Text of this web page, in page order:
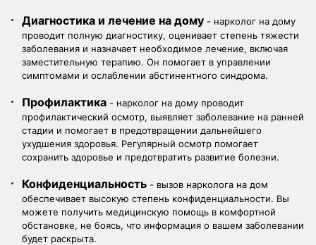
Диагностика и лечение на дому - нарколог на дому
проводит полную диагностику, оценивает степень тяжести
заболевания и назначает необходимое лечение, включая
заместительную терапию. Он помогает в управлении
симптомами и ослаблении абстинентного синдрома.
Профилактика - нарколог на дому проводит
профилактический осмотр, выявляет заболевание на ранней
стадии и помогает в предотвращении дальнейшего
ухудшения здоровья. Регулярный осмотр помогает
сохранить здоровье и предотвратить развитие болезни.
Конфиденциальность - вызов нарколога на дом
обеспечивает высокую степень конфиденциальности. Вы
можете получить медицинскую помощь в комфортной
обстановке, не боясь, что информация о вашем заболевании
будет раскрыта.